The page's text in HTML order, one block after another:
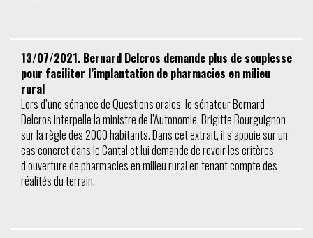
13/07/2021. Bernard Delcros demande plus de souplesse
pour faciliter l’implantation de pharmacies en milieu
rural
Lors d’une sénance de Questions orales, le sénateur Bernard
Delcros interpelle la ministre de l’Autonomie, Brigitte Bourguignon
sur la règle des 2000 habitants. Dans cet extrait, il s’appuie sur un
cas concret dans le Cantal et lui demande de revoir les critères
d’ouverture de pharmacies en milieu rural en tenant compte des
réalités du terrain.